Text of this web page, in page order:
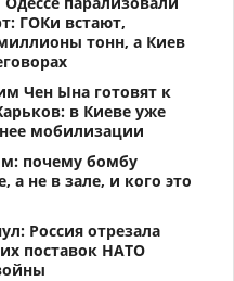
ГОКи встают,
тонн, а Киев
Чен Ына готовят к
в Киеве уже
мобилизации
почему бомбу
а не в зале, и кого это
Россия отрезала
поставок НАТО